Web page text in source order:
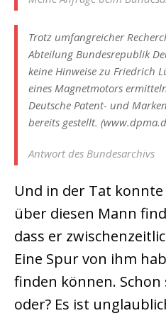
Trotz umfangreicher
Abteilung Bundesrepublik
keine Hinweise zu Friedrich
eines Magnetmotors
Deutsche Patent- und
bereits gestellt.
Antwort des Bundesarchivs
Und in der Tat
über diesen Mann
dass er
Eine Spur von ihm
finden können.
oder? Es ist